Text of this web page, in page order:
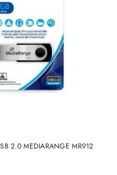
2.0 MEDIARANGE MR912
NIEDOSTĘPNY